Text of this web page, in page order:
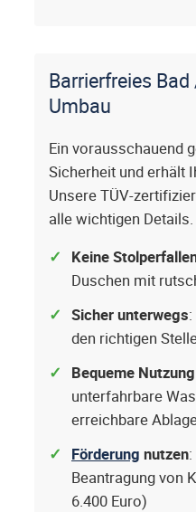
Barrierfreies
Umbau
Ein vorausschauend
Sicherheit und erhält
Unsere TÜV-
alle wichtigen Details.
Keine
Duschen mit
Sicher unterwegs
den richtigen
Bequeme Nutzung
unterfahrbare
erreichbare
Förderung nutzen
Beantragung von
6.400 Euro)